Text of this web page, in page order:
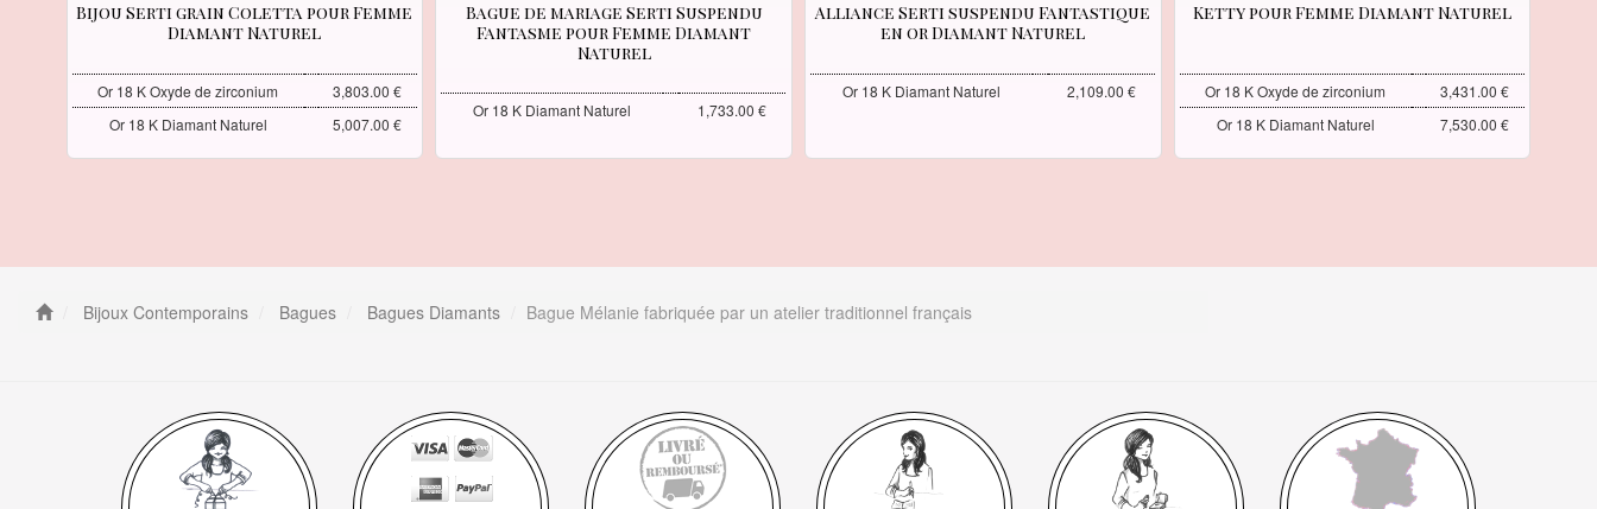
Bijou Serti grain Coletta pour Femme
Diamant Naturel
Or 18 K Oxyde de zirconium
3,803.00 €
Or 18 K Diamant Naturel
5,007.00 €
Bague de mariage Serti Suspendu
Fantasme pour Femme Diamant
Naturel
Or 18 K Diamant Naturel 1,733.00 €
Alliance Serti suspendu Fantastique
en or Diamant Naturel
Or 18 K Diamant Naturel 2,109.00 €
Ketty pour Femme Diamant Naturel
Or 18 K Oxyde de zirconium
3,431.00 €
Or 18 K Diamant Naturel
7,530.00 €
Bijoux Contemporains Bagues Bagues Diamants Bague Mélanie fabriquée par un atelier traditionnel français